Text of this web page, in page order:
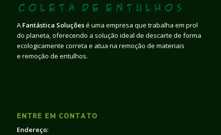
A Fantástica Soluçõesé uma empresa que trabalha em prol
do planeta, oferecendo a solução ideal de descarte de forma
ecologicamente correta e atua na remoção de materiais
e remoção de entulhos.
ENTRE EM CONTATO
Endereço: